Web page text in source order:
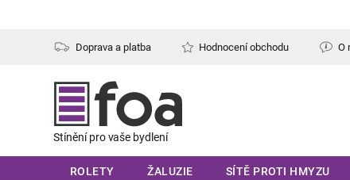
Doprava a platba Hodnocení obchodu O
ROLETY ŽALUZIE SÍTĚ PROTI HMYZU